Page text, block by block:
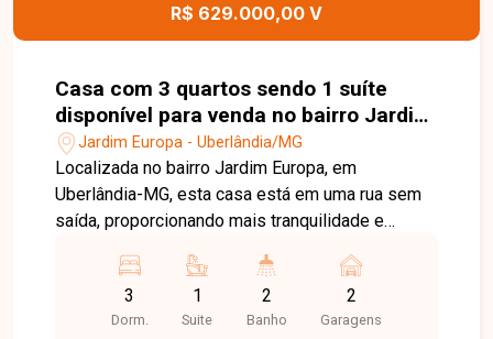
R$ 629.000,00 V
Casa com 3 quartos sendo 1 suíte
disponível para venda no bairro Jardim
Europa em Uberlândia-MG
Jardim Europa - Uberlândia/MG
Localizada no bairro Jardim Europa, em
Uberlândia-MG, esta casa está em uma rua sem
saída, proporcionando mais tranquilidade e
minutos do novo Colégio Militar, o imóvel está
em uma região com excelente infraestrutura, fácil
acesso às principais vias da cidade e próximo a
3
Dorm.
1
Suite
2
Banho
2
Garagens